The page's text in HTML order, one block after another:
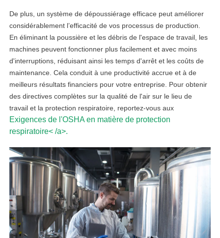
De plus, un système de dépoussiérage efficace peut améliorer
considérablement l’efficacité de vos processus de production.
En éliminant la poussière et les débris de l'espace de travail, les
machines peuvent fonctionner plus facilement et avec moins
d'interruptions, réduisant ainsi les temps d'arrêt et les coûts de
maintenance. Cela conduit à une productivité accrue et à de
meilleurs résultats financiers pour votre entreprise. Pour obtenir
des directives complètes sur la qualité de l'air sur le lieu de
travail et la protection respiratoire, reportez-vous aux
Exigences de l'OSHA en matière de protection
respiratoire< /a>.